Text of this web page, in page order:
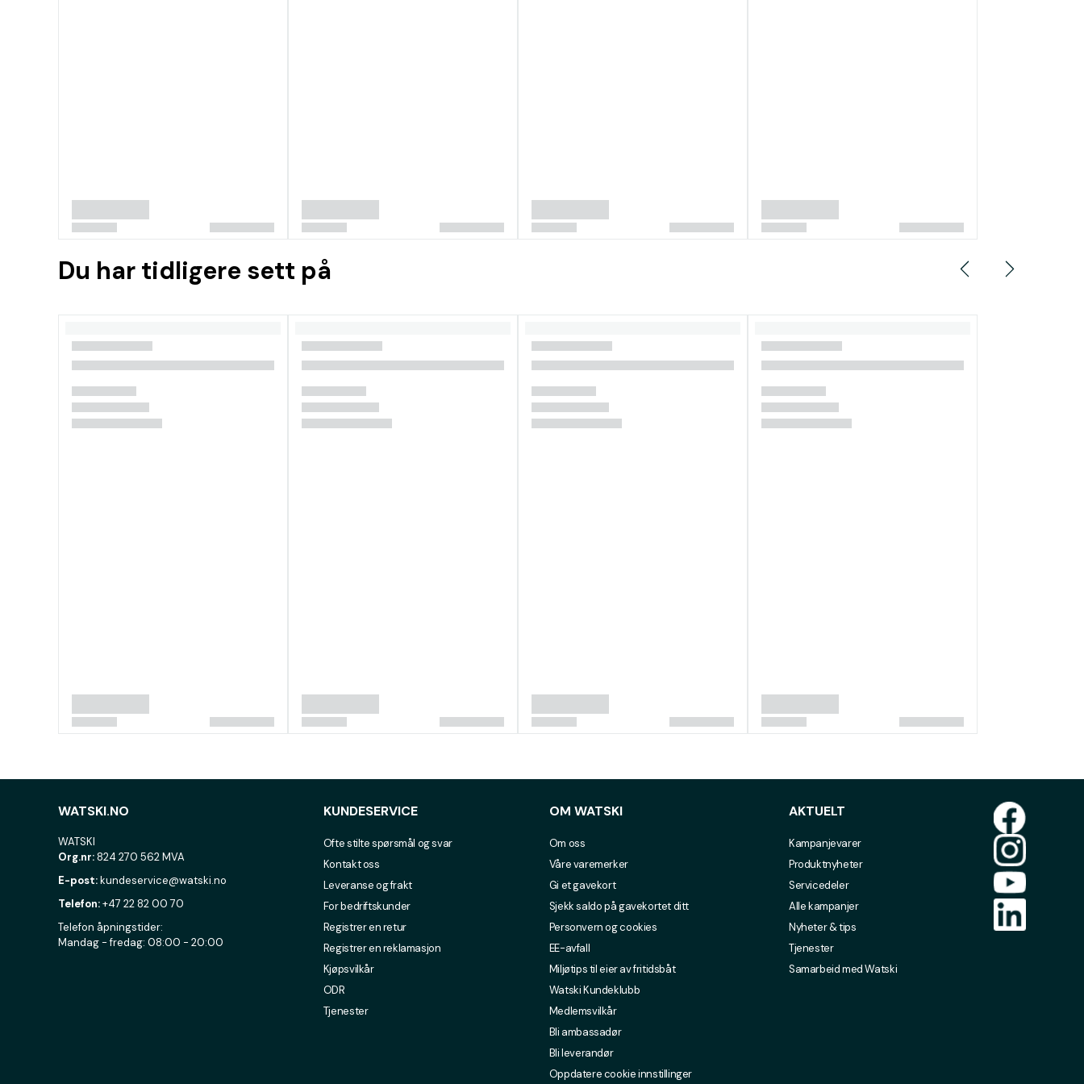
Du har tidligere sett på
WATSKI.NO
WATSKI
Org.nr:824 270 562 MVA
E-post:kundeservice@watski.no
Telefon:+47 22 82 00 70
Telefon åpningstider:
Mandag - fredag: 08:00 - 20:00
KUNDESERVICE
Ofte stilte spørsmål og svar
Kontakt oss
Leveranse og frakt
For bedriftskunder
Registrer en retur
Registrer en reklamasjon
Kjøpsvilkår
ODR
Tjenester
OM WATSKI
Om oss
Våre varemerker
Gi et gavekort
Sjekk saldo på gavekortet ditt
Personvern og cookies
EE-avfall
Miljøtips til eier av fritidsbåt
Watski Kundeklubb
Medlemsvilkår
Bli ambassadør
Bli leverandør
Oppdatere cookie innstillinger
AKTUELT
Kampanjevarer
Produktnyheter
Servicedeler
Alle kampanjer
Nyheter & tips
Tjenester
Samarbeid med Watski